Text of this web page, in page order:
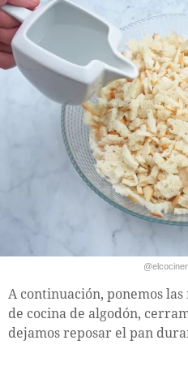
A continuación, ponemos
de cocina de algodón,
dejamos reposar el pan